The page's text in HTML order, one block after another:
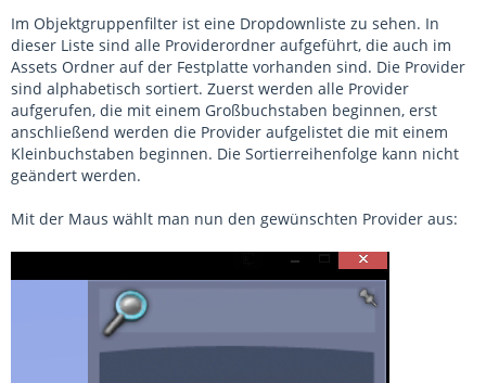
Im Objektgruppenfilter ist eine Dropdownliste zu sehen. In
dieser Liste sind alle Providerordner aufgeführt, die auch im
Assets Ordner auf der Festplatte vorhanden sind. Die Provider
sind alphabetisch sortiert. Zuerst werden alle Provider
aufgerufen, die mit einem Großbuchstaben beginnen, erst
anschließend werden die Provider aufgelistet die mit einem
Kleinbuchstaben beginnen. Die Sortierreihenfolge kann nicht
geändert werden.
Mit der Maus wählt man nun den gewünschten Provider aus: